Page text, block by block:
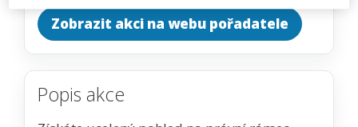
Zobrazit akci na webu pořadatele
Popis akce